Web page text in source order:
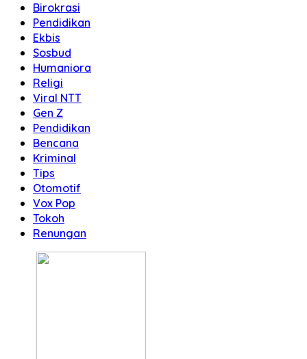
Birokrasi
Pendidikan
Ekbis
Sosbud
Humaniora
Religi
Viral NTT
Gen Z
Pendidikan
Bencana
Kriminal
Tips
Otomotif
Vox Pop
Tokoh
Renungan